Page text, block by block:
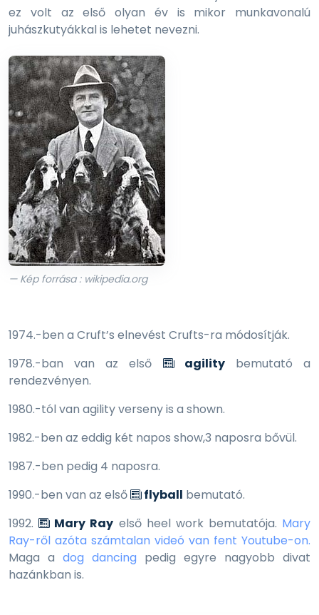
ez volt az első olyan év is mikor munkavonalú
juhászkutyákkal is lehetet nevezni.
— Kép forrása : wikipedia.org
1974.-ben a Cruft’s elnevést Crufts-ra módosítják.
1978.-ban van az első
agilitybemutató a
rendezvényen.
1980.-tól van agility verseny is a shown.
1982.-ben az eddig két napos show,3 naposra bővül.
1987.-ben pedig 4 naposra.
1990.-ben van az első
flyball bemutató.
1992.
Mary Ray első heel work bemutatója. Mary
Ray-ről azóta számtalan videó van fent Youtube-on.
Maga a dog dancing pedig egyre nagyobb divat
hazánkban is.